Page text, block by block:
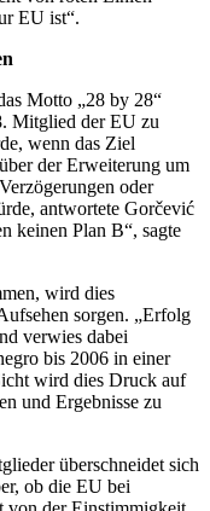
EU ist“.
Motto „28 by 28“
Mitglied der EU zu
wenn das Ziel
der Erweiterung um
oder
antwortete Gorčević
keinen Plan B“, sagte
wird dies
sorgen. „Erfolg
verwies dabei
bis 2006 in einer
wird dies Druck auf
und Ergebnisse zu
überschneidet sich
ob die EU bei